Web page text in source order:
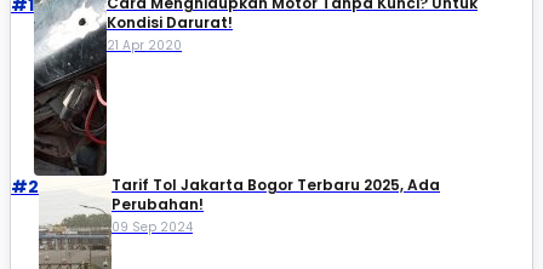
Kondisi Darurat!
21 Apr 2020
#2
Tarif Tol Jakarta Bogor Terbaru 2025, Ada
Perubahan!
09 Sep 2024